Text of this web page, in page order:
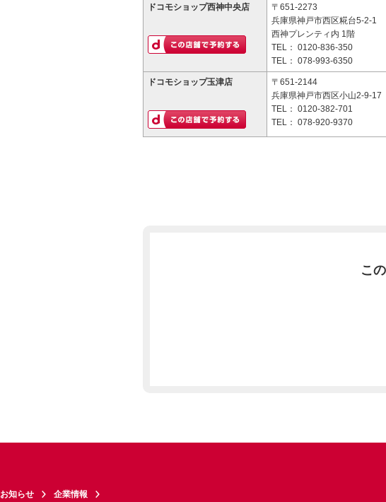
ドコモショップ西神中央店
〒651-2273
兵庫県神戸市西区糀台5-2-1
西神プレンティ内 1階
TEL： 0120-836-350
TEL： 078-993-6350
ドコモショップ玉津店
〒651-2144
兵庫県神戸市西区小山2-9-17
TEL： 0120-382-701
TEL： 078-920-9370
こ
お知らせ 企業情報